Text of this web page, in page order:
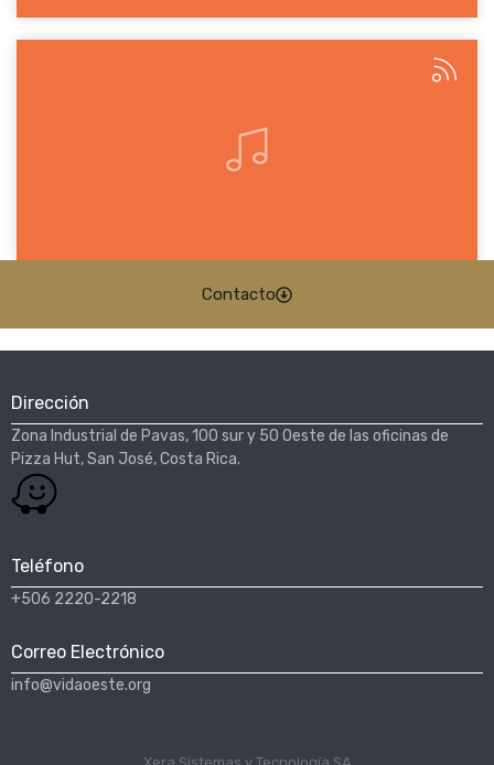
Contacto
Dirección
Zona Industrial de Pavas, 100 sur y 50 Oeste de las oficinas de
Pizza Hut, San José, Costa Rica.​
Teléfono
+506 2220-2218
Correo Electrónico
info@vidaoeste.org